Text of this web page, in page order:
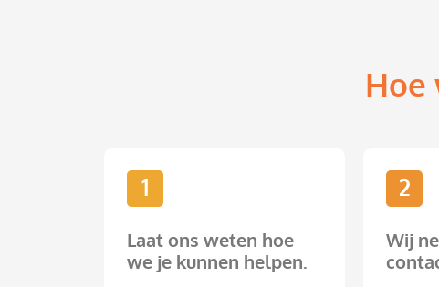
Hoe
1
Laat ons weten hoe
we je kunnen helpen.
2
Wij